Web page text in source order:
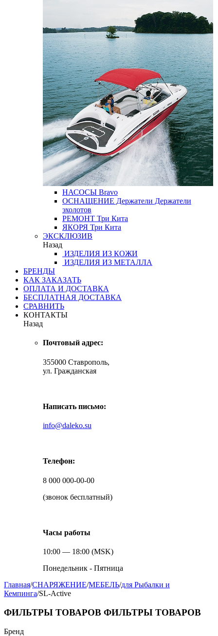
НАСОСЫ Bravo
ОСНАЩЕНИЕ Держатели Держатели
эхолотов
РЕМОНТ Три Кита
ЯКОРЯ Три Кита
ЭКСКЛЮЗИВ
Назад
ИЗДЕЛИЯ ИЗ КОЖИ
ИЗДЕЛИЯ ИЗ МЕТАЛЛА
БРЕНДЫ
КАК ЗАКАЗАТЬ
ОПЛАТА И ДОСТАВКА
БЕСПЛАТНАЯ ДОСТАВКА
СРАВНИТЬ
КОНТАКТЫ
Назад
Почтовый адрес:
355000 Ставрополь,
ул. Гражданская
Написать письмо:
info@daleko.su
Телефон:
8 000 000-00-00
(звонок бесплатный)
Часы работы
10:00 — 18:00 (MSK)
Понедельник - Пятница
Главная/СНАРЯЖЕНИЕ/МЕБЕЛЬ/для Рыбалки и
Кемпинга/SL-Active
ФИЛЬТРЫ ТОВАРОВ ФИЛЬТРЫ ТОВАРОВ
Бренд